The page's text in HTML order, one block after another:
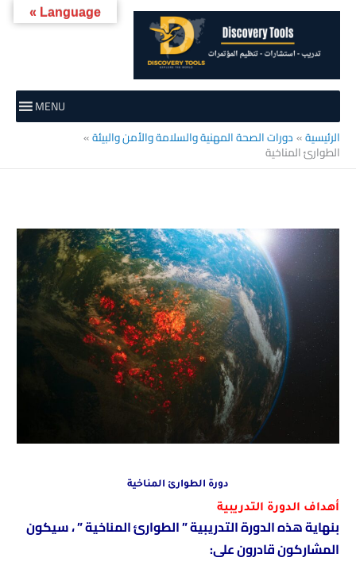
MENU
الرئيسية
دورات الصحة المهنية والسلامة والأمن والبيئة
الطوارئ المناخية
دورة الطوارئ المناخية
أهداف الدورة التدريبية
بنهاية هذه الدورة التدريبية ” الطوارئ المناخية ” ، سيكون
المشاركون قادرون على:
Language »